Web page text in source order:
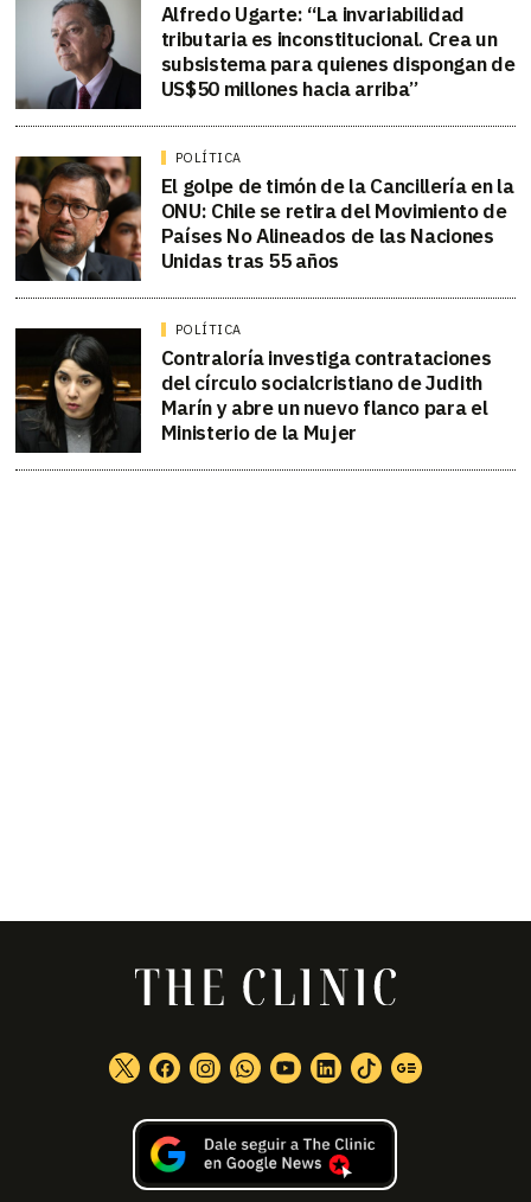
Alfredo Ugarte: “La invariabilidad
tributaria es inconstitucional. Crea un
subsistema para quienes dispongan de
US$50 millones hacia arriba”
POLÍTICA
El golpe de timón de la Cancillería en la
ONU: Chile se retira del Movimiento de
Países No Alineados de las Naciones
Unidas tras 55 años
POLÍTICA
Contraloría investiga contrataciones
del círculo socialcristiano de Judith
Marín y abre un nuevo flanco para el
Ministerio de la Mujer